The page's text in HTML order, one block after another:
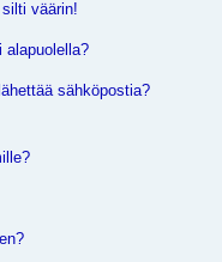
väärin!
alapuolella?
sähköpostia?